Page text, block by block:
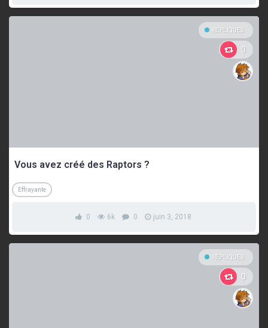
REPLIQUES
0
Vous avez créé des Raptors ?
Effrayante
0 6k 0 juin 3, 2018
REPLIQUES
0